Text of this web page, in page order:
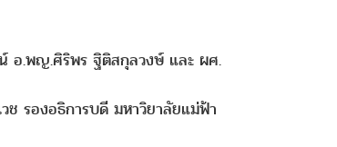
อ.พญ.ศิริพร ฐิติสกุลวงษ์ และ ผศ.
รองอธิการบดี มหาวิยาลัยแม่ฟ้า